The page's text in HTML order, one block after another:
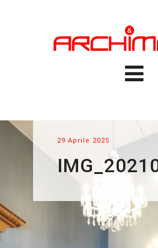
29 Aprile 2025